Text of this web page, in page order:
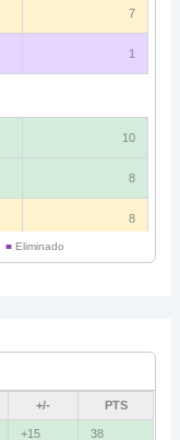
7
1
10
8
8
5
■Eliminado
+/- PTS
+15 38